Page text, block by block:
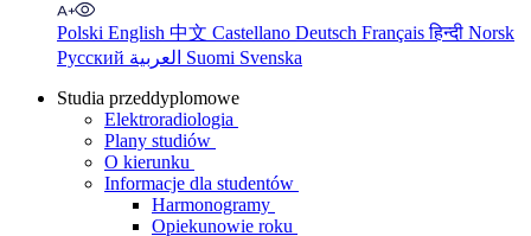
Polski English 中文 Castellano Deutsch Françaisहिन्दी Norsk
Русский
Suomi Svenska
Studia przeddyplomowe
Elektroradiologia
Plany studiów
O kierunku
Informacje dla studentów
Harmonogramy
Opiekunowie roku